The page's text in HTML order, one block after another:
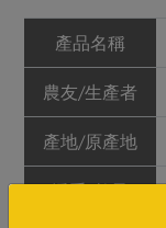
產品名稱
農友/生產者
產地/原產地
淨重/數量